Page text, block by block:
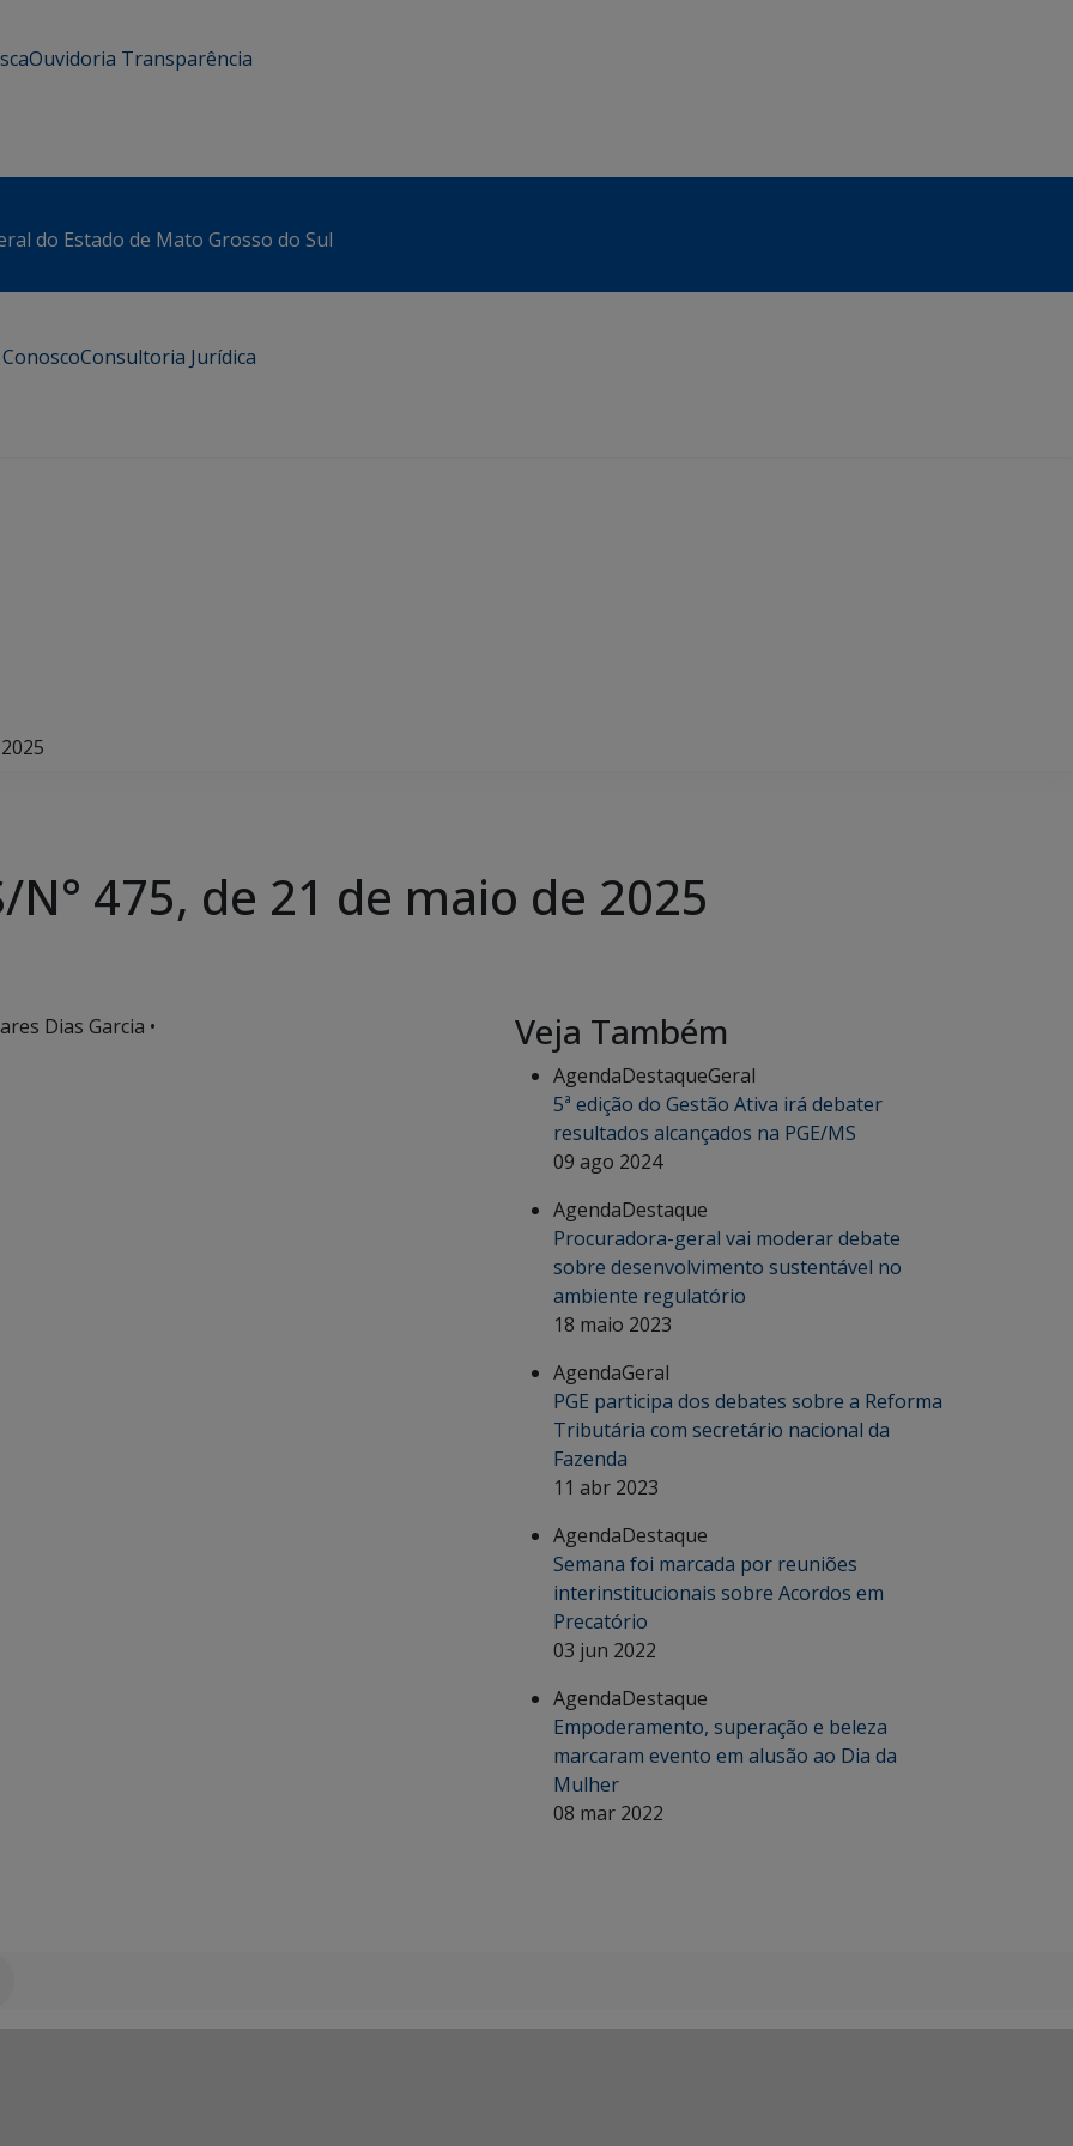
Ouvidoria Transparência
do Estado de Mato Grosso do Sul
Consultoria Jurídica
N° 475, de 21 de maio de 2025
Dias Garcia •
Veja Também
AgendaDestaqueGeral
5ª edição do Gestão Ativa irá debater
resultados alcançados na PGE/MS
09 ago 2024
AgendaDestaque
Procuradora-geral vai moderar debate
sobre desenvolvimento sustentável no
ambiente regulatório
18 maio 2023
AgendaGeral
PGE participa dos debates sobre a Reforma
Tributária com secretário nacional da
Fazenda
11 abr 2023
AgendaDestaque
Semana foi marcada por reuniões
interinstitucionais sobre Acordos em
Precatório
03 jun 2022
AgendaDestaque
Empoderamento, superação e beleza
marcaram evento em alusão ao Dia da
Mulher
08 mar 2022